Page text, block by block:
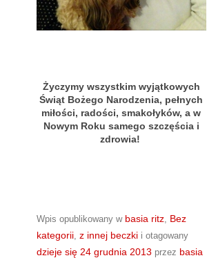
Życzymy wszystkim wyjątkowych
Świąt Bożego Narodzenia, pełnych
miłości, radości, smakołyków, a w
Nowym Roku samego szczęścia i
zdrowia!
Wpis opublikowany w basia ritz, Bez
kategorii, z innej beczkii otagowany
dzieje się 24 grudnia 2013 przez basia